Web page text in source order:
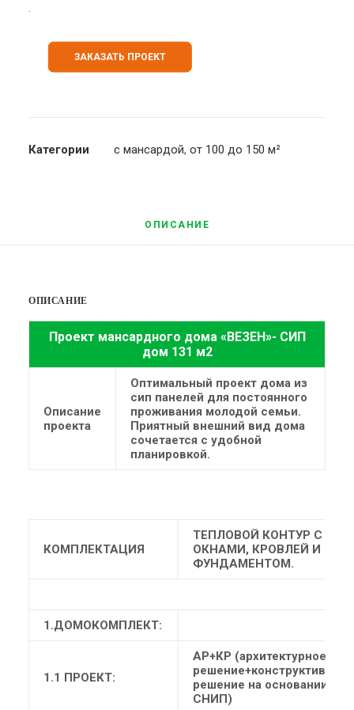
.
ЗАКАЗАТЬ ПРОЕКТ
Категории с мансардой, от 100 до 150 м²
ОПИСАНИЕ
ОПИСАНИЕ
Проект мансардного дома «ВЕЗЕН»- СИП
дом 131 м2
Описание
проекта
Оптимальный проект дома из
сип панелей для постоянного
проживания молодой семьи.
Приятный внешний вид дома
сочетается с удобной
планировкой.
КОМПЛЕКТАЦИЯ
ТЕПЛОВОЙ КОНТУР С
ОКНАМИ, КРОВЛЕЙ И
ФУНДАМЕНТОМ.
1.ДОМОКОМПЛЕКТ:
1.1 ПРОЕКТ:
АР+КР (архитектурное
решение+конструктивное
решение на основании
СНИП)